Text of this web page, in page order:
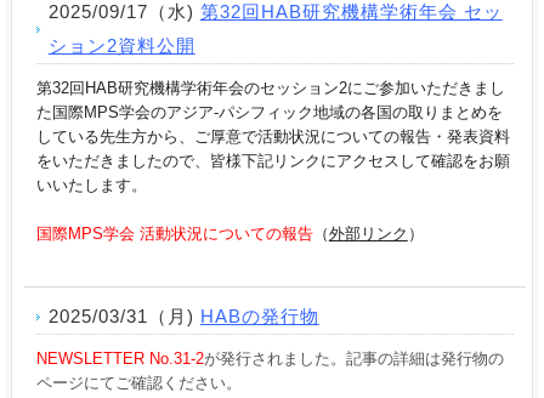
2025/09/17（水) 第32回HAB研究機構学術年会 セッ
ション2資料公開
第32回HAB研究機構学術年会のセッション2にご参加いただきまし
た国際MPS学会のアジア‐パシフィック地域の各国の取りまとめを
している先生方から、 ご厚意で活動状況についての報告・発表資料
をいただきましたので、皆様下記リンクにアクセスして確認をお願
いいたします。
国際MPS学会 活動状況についての報告（外部リンク ）
2025/03/31（月) HABの発行物
NEWSLETTER No.31-2が発行されました。記事の詳細は発行物の
ページにてご確認ください。